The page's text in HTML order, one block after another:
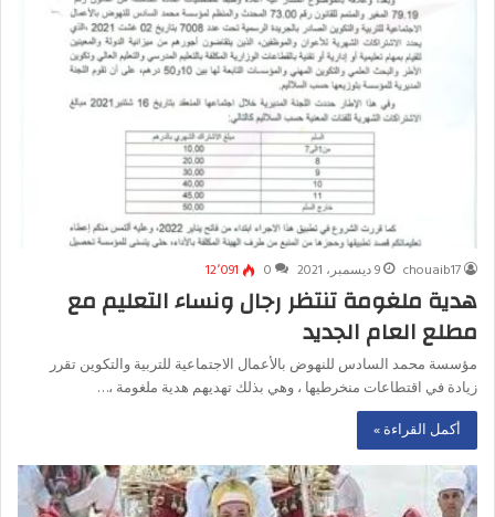
chouaib17 9 ديسمبر، 2021 0 12٬091
هدية ملغومة تنتظر رجال ونساء التعليم مع
مطلع العام الجديد
مؤسسة محمد السادس للنهوض بالأعمال الاجتماعية للتربية والتكوين تقرر
زيادة في اقتطاعات منخرطيها ، وهي بذلك تهديهم هدية ملغومة ،…
أكمل القراءة »